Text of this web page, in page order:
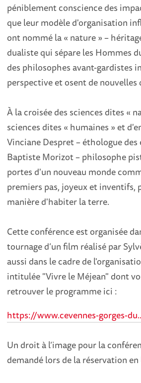
péniblement conscience des
que leur modèle d'organisation
ont nommé la « nature » –
dualiste qui sépare les Hommes
des philosophes avant-gardistes
perspective et osent de nouvelles
À la croisée des sciences dites «
sciences dites « humaines » et
Vinciane Despret – éthologue
Baptiste Morizot – philosophe
portes d'un nouveau monde
premiers pas, joyeux et inventifs,
manière d'habiter la terre.
Cette conférence est organisée
tournage d’un film réalisé par
aussi dans le cadre de
intitulée "Vivre le Méjean" dont
retrouver le programme ici :
https://www.cevennes-gorges-
Un droit à l’image pour la
demandé lors de la réservation en